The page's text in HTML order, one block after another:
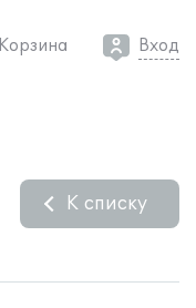
Корзина Вход
К списку